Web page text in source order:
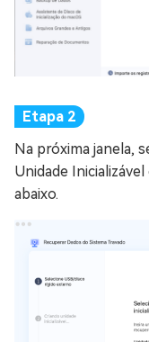
Na próxima janela,
Unidade
abaixo.